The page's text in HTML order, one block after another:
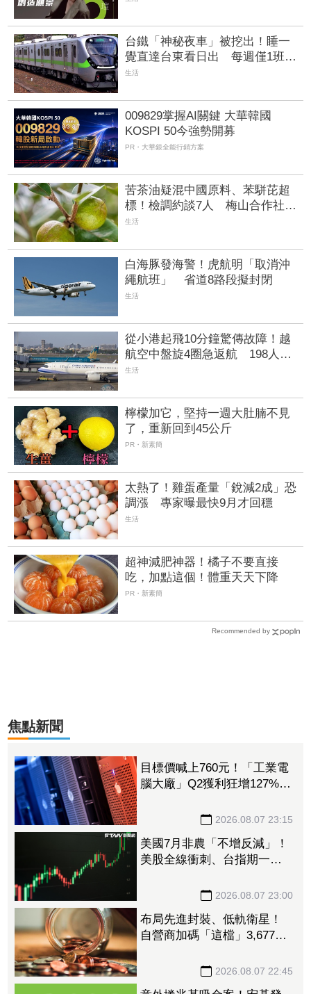
台鐵「神秘夜車」被挖出！睡一
覺直達台東看日出 每週僅1班錯
過等下週
生活
009829掌握AI關鍵 大華韓國
KOSPI 50今強勢開募
PR・大華銀全能行銷方案
苦茶油疑混中國原料、苯駢芘超
標！檢調約談7人 梅山合作社發
6點聲明
生活
白海豚發海警！虎航明「取消沖
繩航班」 省道8路段擬封閉
生活
從小港起飛10分鐘驚傳故障！越
航空中盤旋4圈急返航 198人候
機室苦等
生活
檸檬加它，堅持一週大肚腩不見
了，重新回到45公斤
PR・新素簡
太熱了！雞蛋產量「銳減2成」恐
調漲 專家曝最快9月才回穩
生活
超神減肥神器！橘子不要直接
吃，加點這個！體重天天下降
PR・新素簡
Recommended by
焦點新聞
目標價喊上760元！「工業電
腦大廠」Q2獲利狂增127%
2026.08.07 23:15
美國7月非農「不增反減」！
美股全線衝刺、台指期一度
2026.08.07 23:00
布局先進封裝、低軌衛星！
自營商加碼「這檔」3,677萬
2026.08.07 22:45